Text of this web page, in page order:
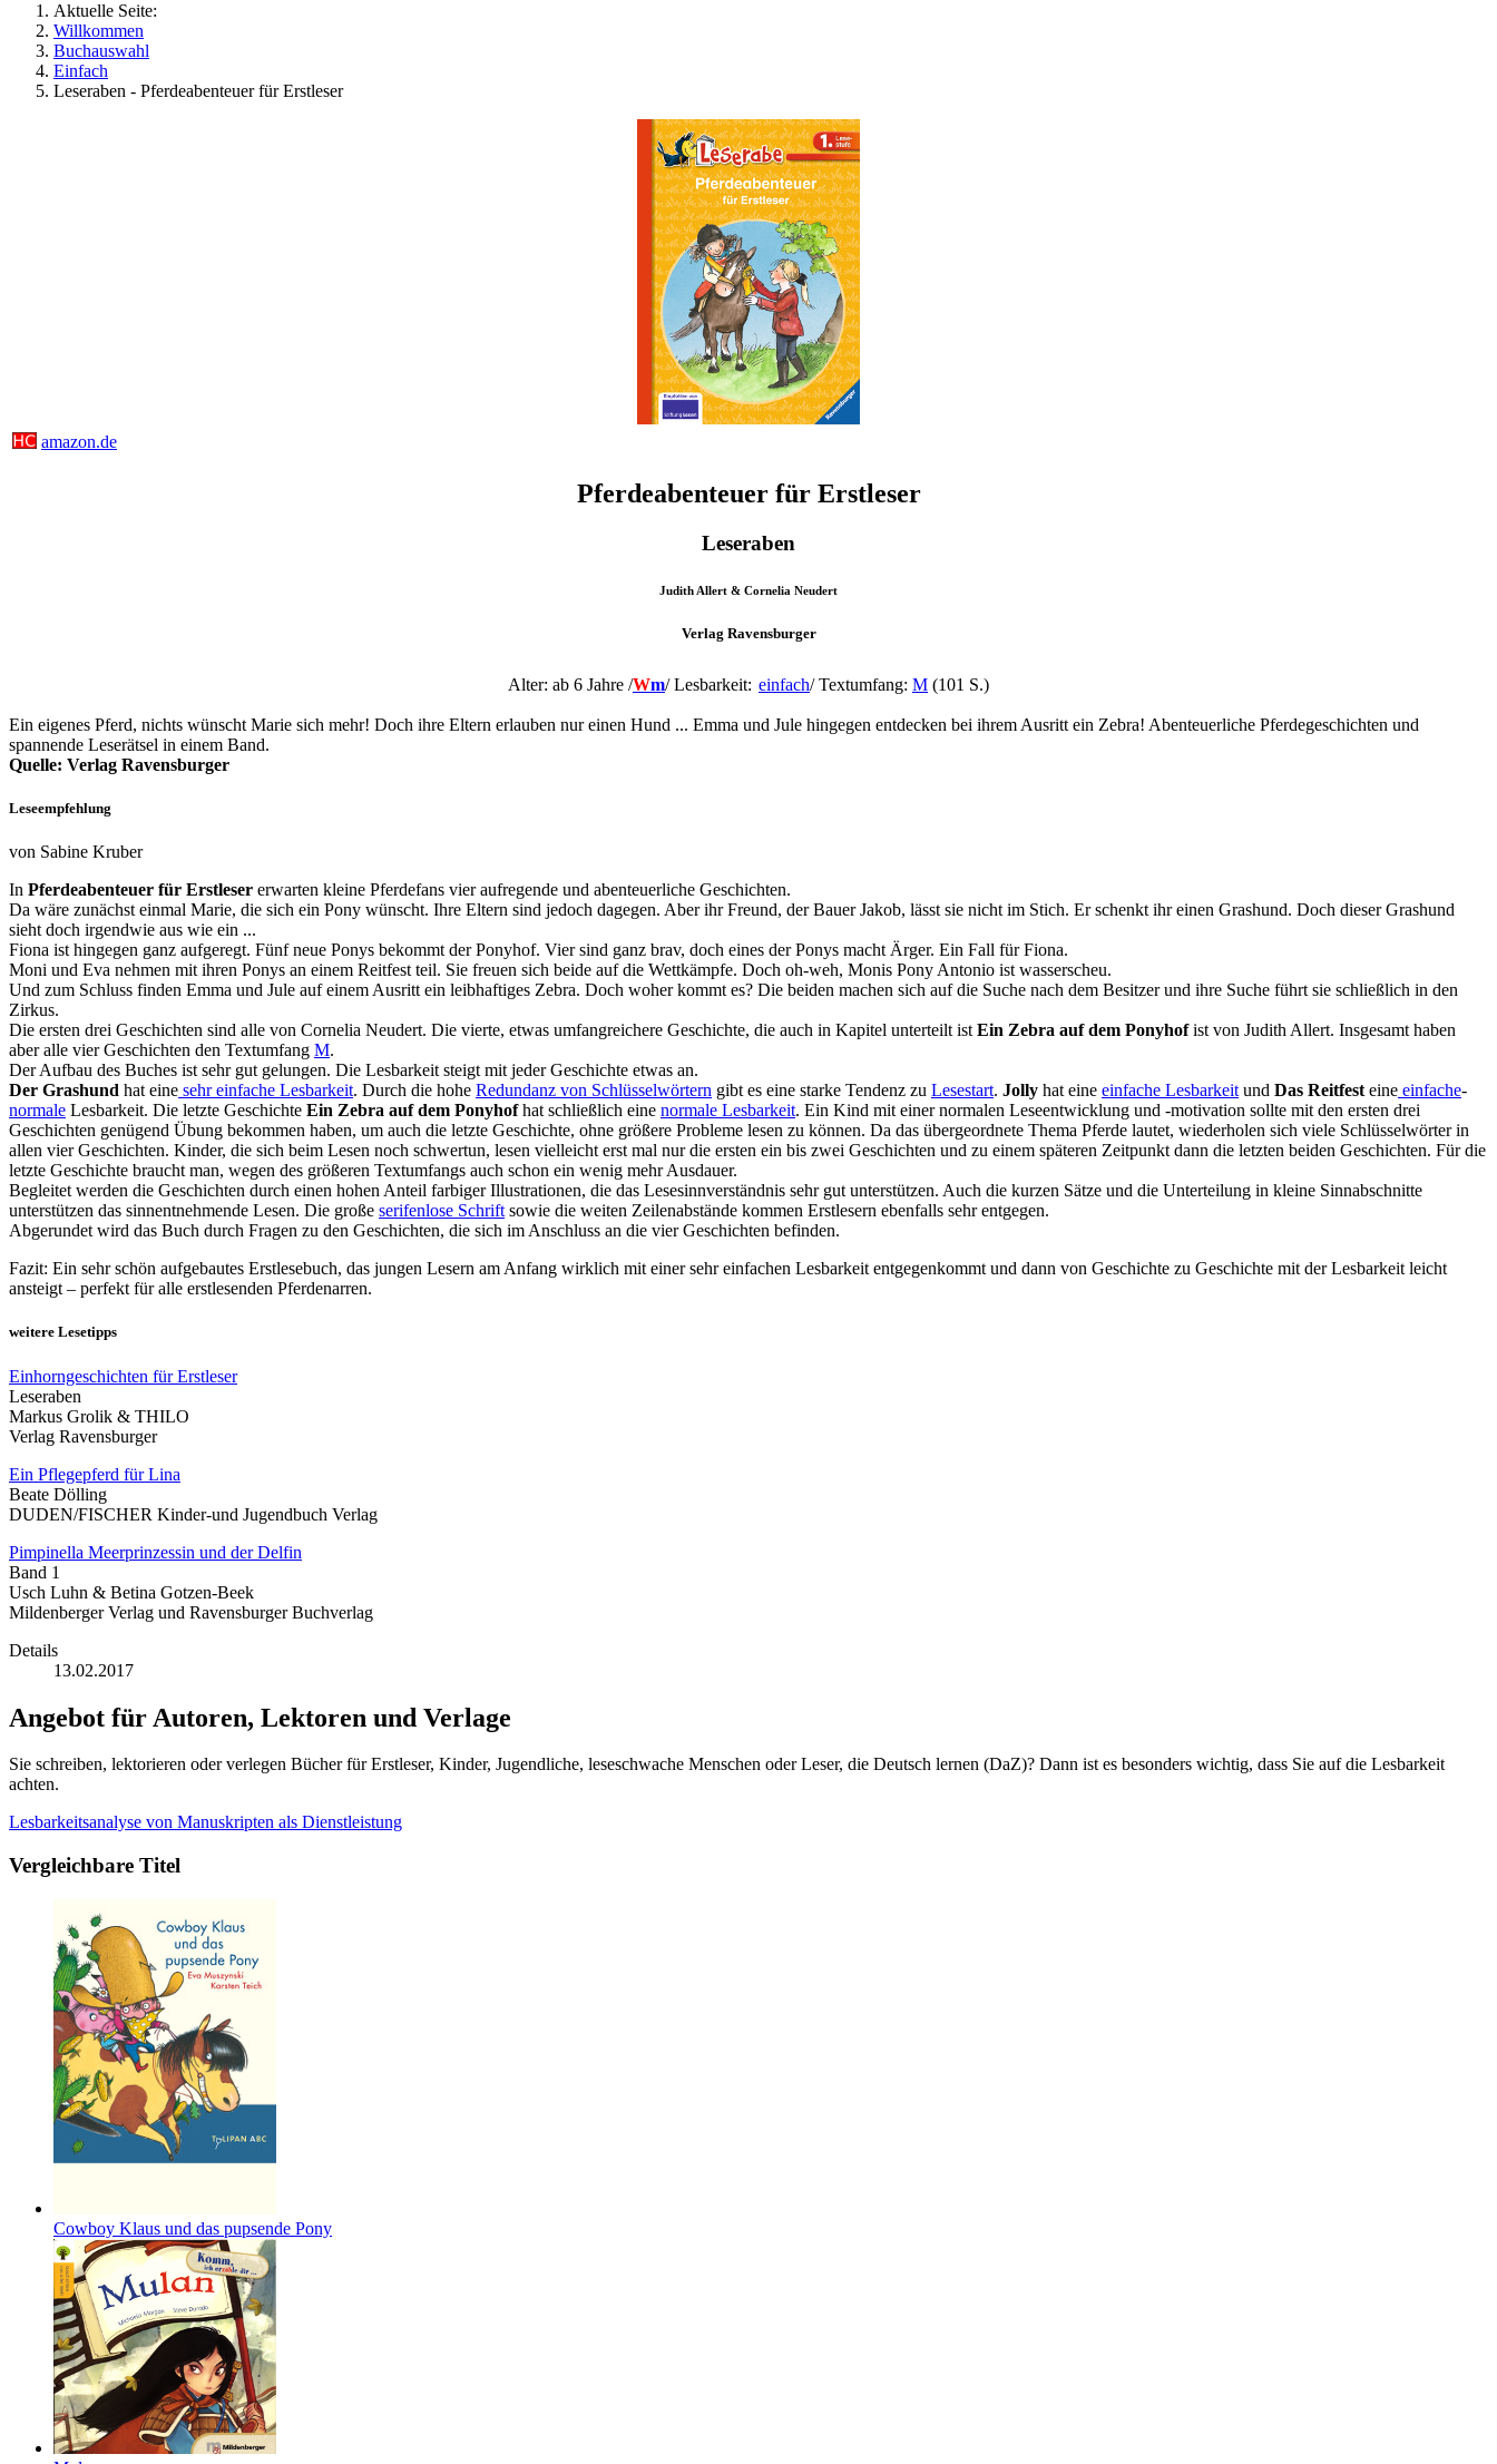
Aktuelle Seite:
Willkommen
Buchauswahl
Einfach
Leseraben - Pferdeabenteuer für Erstleser
amazon.de
Pferdeabenteuer für Erstleser
Leseraben
Judith Allert & Cornelia Neudert
Verlag Ravensburger
Alter: ab 6 Jahre /Wm/ Lesbarkeit: einfach/ Textumfang: M (101 S.)
Ein eigenes Pferd, nichts wünscht Marie sich mehr! Doch ihre Eltern erlauben nur einen Hund ... Emma und Jule hingegen entdecken bei ihrem Ausritt ein Zebra! Abenteuerliche Pferdegeschichten und
spannende Leserätsel in einem Band.
Quelle: Verlag Ravensburger
Leseempfehlung
von Sabine Kruber
In Pferdeabenteuer für Erstleser erwarten kleine Pferdefans vier aufregende und abenteuerliche Geschichten.
Da wäre zunächst einmal Marie, die sich ein Pony wünscht. Ihre Eltern sind jedoch dagegen. Aber ihr Freund, der Bauer Jakob, lässt sie nicht im Stich. Er schenkt ihr einen Grashund. Doch dieser Grashund
sieht doch irgendwie aus wie ein ...
Fiona ist hingegen ganz aufgeregt. Fünf neue Ponys bekommt der Ponyhof. Vier sind ganz brav, doch eines der Ponys macht Ärger. Ein Fall für Fiona.
Moni und Eva nehmen mit ihren Ponys an einem Reitfest teil. Sie freuen sich beide auf die Wettkämpfe. Doch oh-weh, Monis Pony Antonio ist wasserscheu.
Und zum Schluss finden Emma und Jule auf einem Ausritt ein leibhaftiges Zebra. Doch woher kommt es? Die beiden machen sich auf die Suche nach dem Besitzer und ihre Suche führt sie schließlich in den
Zirkus.
Die ersten drei Geschichten sind alle von Cornelia Neudert. Die vierte, etwas umfangreichere Geschichte, die auch in Kapitel unterteilt ist Ein Zebra auf dem Ponyhofist von Judith Allert. Insgesamt haben
aber alle vier Geschichten den Textumfang M.
Der Aufbau des Buches ist sehr gut gelungen. Die Lesbarkeit steigt mit jeder Geschichte etwas an.
Der Grashund hat eine sehr einfache Lesbarkeit. Durch die hohe Redundanz von Schlüsselwörtern gibt es eine starke Tendenz zu Lesestart. Jolly hat eine einfache Lesbarkeit und Das Reitfest eine einfache-
normale Lesbarkeit. Die letzte Geschichte Ein Zebra auf dem Ponyhofhat schließlich eine normale Lesbarkeit. Ein Kind mit einer normalen Leseentwicklung und -motivation sollte mit den ersten drei
Geschichten genügend Übung bekommen haben, um auch die letzte Geschichte, ohne größere Probleme lesen zu können. Da das übergeordnete Thema Pferde lautet, wiederholen sich viele Schlüsselwörter in
allen vier Geschichten. Kinder, die sich beim Lesen noch schwertun, lesen vielleicht erst mal nur die ersten ein bis zwei Geschichten und zu einem späteren Zeitpunkt dann die letzten beiden Geschichten. Für die
letzte Geschichte braucht man, wegen des größeren Textumfangs auch schon ein wenig mehr Ausdauer.
Begleitet werden die Geschichten durch einen hohen Anteil farbiger Illustrationen, die das Lesesinnverständnis sehr gut unterstützen. Auch die kurzen Sätze und die Unterteilung in kleine Sinnabschnitte
unterstützen das sinnentnehmende Lesen. Die große serifenlose Schrift sowie die weiten Zeilenabstände kommen Erstlesern ebenfalls sehr entgegen.
Abgerundet wird das Buch durch Fragen zu den Geschichten, die sich im Anschluss an die vier Geschichten befinden.
Fazit: Ein sehr schön aufgebautes Erstlesebuch, das jungen Lesern am Anfang wirklich mit einer sehr einfachen Lesbarkeit entgegenkommt und dann von Geschichte zu Geschichte mit der Lesbarkeit leicht
ansteigt – perfekt für alle erstlesenden Pferdenarren.
weitere Lesetipps
Einhorngeschichten für Erstleser
Leseraben
Markus Grolik & THILO
Verlag Ravensburger
Ein Pflegepferd für Lina
Beate Dölling
DUDEN/FISCHER Kinder-und Jugendbuch Verlag
Pimpinella Meerprinzessin und der Delfin
Band 1
Usch Luhn & Betina Gotzen-Beek
Mildenberger Verlag und Ravensburger Buchverlag
Details
13.02.2017
Angebot für Autoren, Lektoren und Verlage
Sie schreiben, lektorieren oder verlegen Bücher für Erstleser, Kinder, Jugendliche, leseschwache Menschen oder Leser, die Deutsch lernen (DaZ)? Dann ist es besonders wichtig, dass Sie auf die Lesbarkeit
achten.
Lesbarkeitsanalyse von Manuskripten als Dienstleistung
Vergleichbare Titel
Cowboy Klaus und das pupsende Pony